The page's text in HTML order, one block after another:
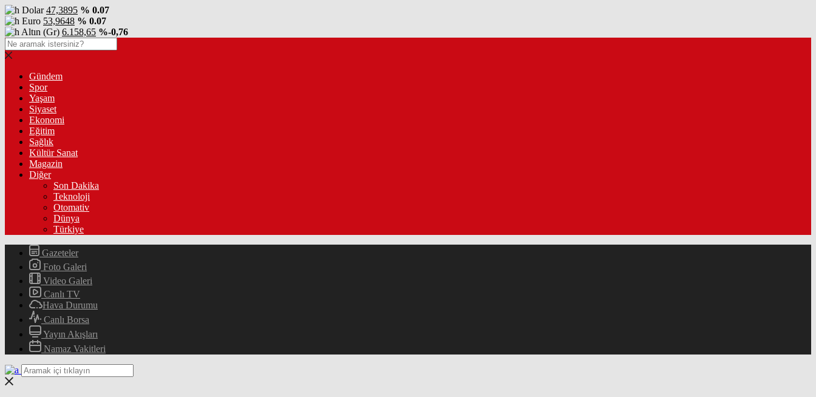
Dolar47,3895 % 0.07
Euro 53,9648 % 0.07
Altın (Gr) 6.158,65 %-0,76
Gündem
Spor
Yaşam
Siyaset
Ekonomi
Eğitim
Sağlık
Kültür Sanat
Magazin
Diğer
Son Dakika
Teknoloji
Otomativ
Dünya
Türkiye
Gazeteler
Foto Galeri
Video Galeri
Canlı TV
Hava Durumu
Canlı Borsa
Yayın Akışları
Namaz Vakitleri